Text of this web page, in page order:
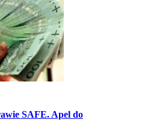
SAFE. Apel do